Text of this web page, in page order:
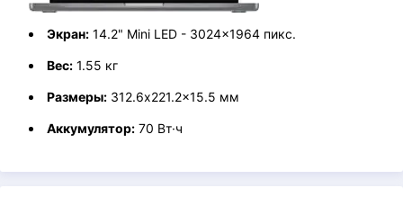
Экран: 14.2" Mini LED - 3024x1964 пикс.
Вес: 1.55 кг
Размеры: 312.6x221.2x15.5 мм
Аккумулятор: 70 Вт·ч